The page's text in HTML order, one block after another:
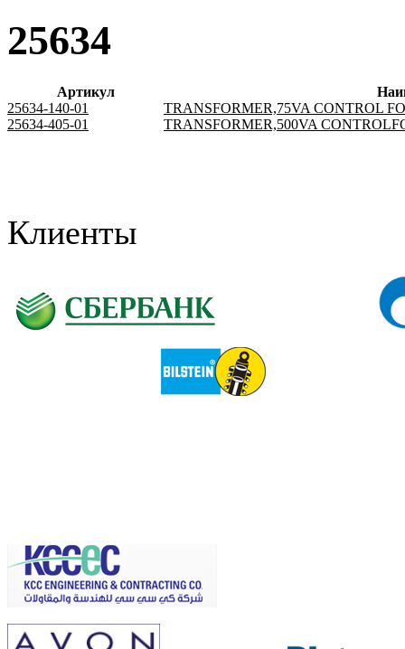
25634
Артикул
25634-140-01
TRANSFORMER,75VA CONTROL
25634-405-01
TRANSFORMER,500VA
Клиенты